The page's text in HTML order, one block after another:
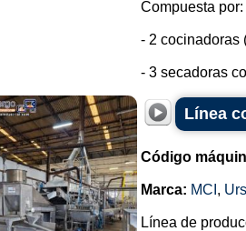
Compuesta por:
- 2 cocinadoras
- 3 secadoras
Línea
Código
Marca: MCI ,
Línea de